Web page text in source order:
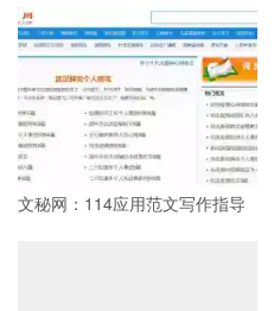
文秘网：114应用范文写作指导